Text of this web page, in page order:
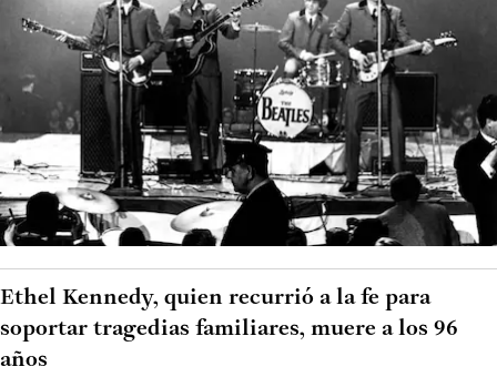
Ethel Kennedy, quien recurrió a la fe para
soportar tragedias familiares, muere a los 96
años